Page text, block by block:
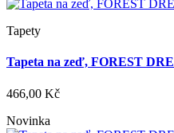
Tapety
Tapeta na zeď, FOREST
466,00 Kč
Novinka